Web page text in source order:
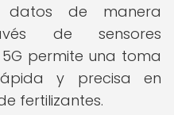
datos de manera
de sensores
permite una toma
y precisa en
fertilizantes.